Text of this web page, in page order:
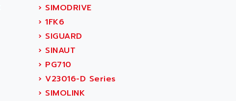
› SIMODRIVE
› 1FK6
› SIGUARD
› SINAUT
› PG710
› V23016-D Series
› SIMOLINK